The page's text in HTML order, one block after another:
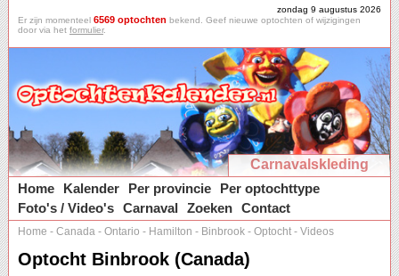
zondag 9 augustus 2026
Er zijn momenteel 6569 optochten bekend. Geef nieuwe optochten of wijzigingen
door via het formulier.
Carnavalskleding
Home
Kalender Per provincie
Per optochttype
Foto's / Video's Carnaval Zoeken Contact
Home - Canada - Ontario - Hamilton - Binbrook - Optocht - Videos
Optocht Binbrook (Canada)